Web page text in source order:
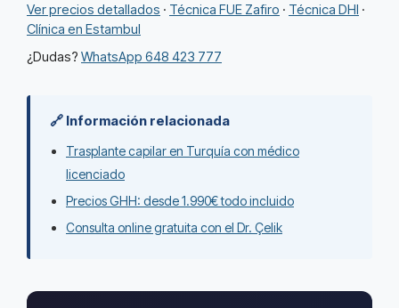
Ver precios detallados · Técnica FUE Zafiro · Técnica DHI ·
Clínica en Estambul
¿Dudas? WhatsApp 648 423 777
🔗 Información relacionada
Trasplante capilar en Turquía con médico
licenciado
Precios GHH: desde 1.990€ todo incluido
Consulta online gratuita con el Dr. Çelik